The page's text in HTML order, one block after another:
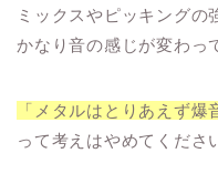
ミックスやピッキング
かなり音の感じが変わっ
「メタルはとりあえず爆
って考えはやめてくださ